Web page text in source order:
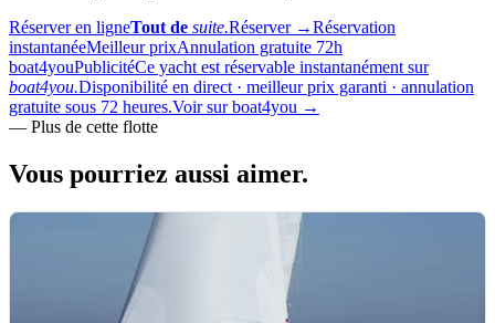
Réserver en ligneTout de suite.Réserver →Réservation
instantanéeMeilleur prixAnnulation gratuite 72h
boat4youPublicitéCe yacht est réservable instantanément sur
boat4you.Disponibilité en direct · meilleur prix garanti · annulation
gratuite sous 72 heures.Voir sur boat4you →
— Plus de cette flotte
Vous pourriez aussi aimer.